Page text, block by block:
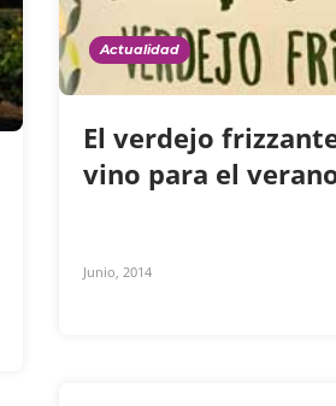
Actualidad
El verdejo
vino para el
Junio, 2014